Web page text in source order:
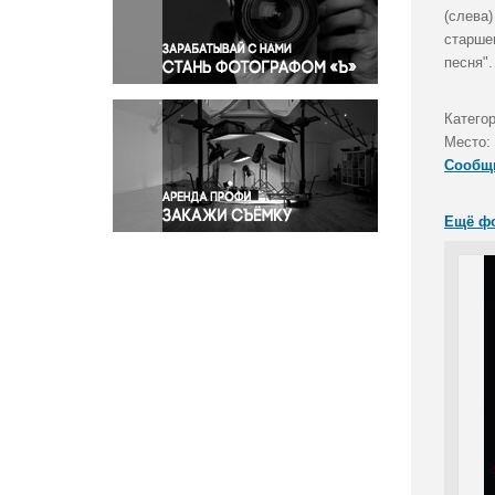
Правосудие
Происшествия и конфликты
Религия
Светская жизнь
Спорт
Экология
Экономика и бизнес
песня".
Место:
Ещё